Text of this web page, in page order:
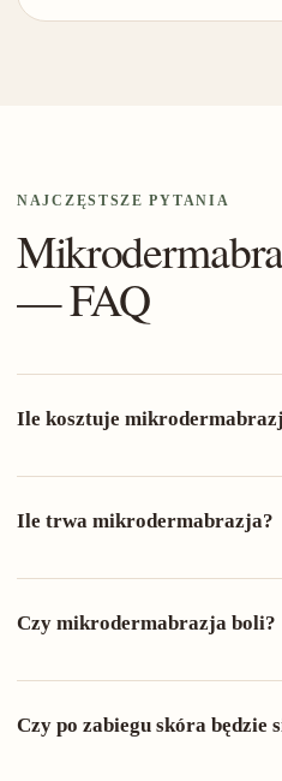
NAJCZĘSTSZE PYTANIA
— FAQ
Ile kosztuje
Ile trwa mikrodermabrazja?
Czy mikrodermabrazja boli?
Czy po zabiegu skóra będzie